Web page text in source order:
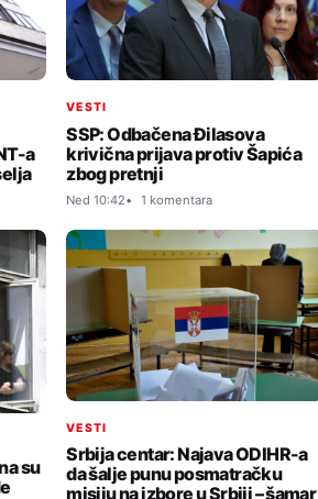
a
VESTI
SSP: Odbačena Đilasova
krivična prijava protiv Šapića
zbog pretnji
Ned 10:42 1 komentara
su
VESTI
Srbija centar: Najava ODIHR-a
da šalje punu posmatračku
misiju na izbore u Srbiji – šamar